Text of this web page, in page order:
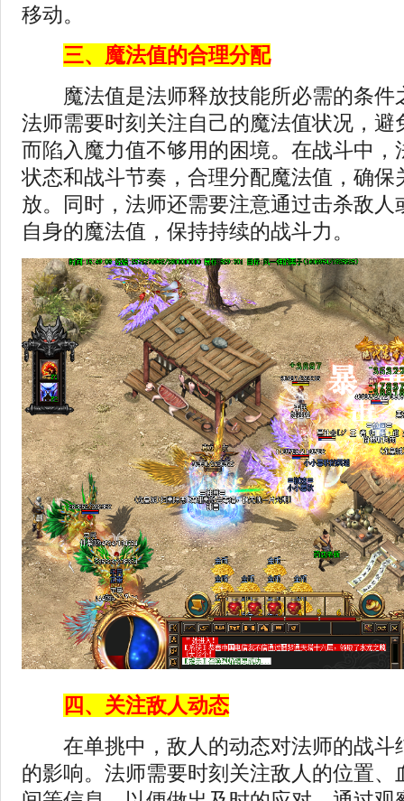
移动。
三、魔法值的合理分配
魔法值是法师释放技能所必需的条件
法师需要时刻关注自己的魔法值状况，避
而陷入魔力值不够用的困境。在战斗中，
状态和战斗节奏，合理分配魔法值，确保
放。同时，法师还需要注意通过击杀敌人
自身的魔法值，保持持续的战斗力。
四、关注敌人动态
在单挑中，敌人的动态对法师的战斗
的影响。法师需要时刻关注敌人的位置、